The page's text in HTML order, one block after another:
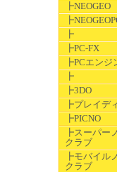
┣NEOGEO
┣
┣PC-FX
┣PCエンジ
┣
┣3DO
┣プレイデ
┣PICNO
┣スーパー
クラブ
┣モバイル
クラブ